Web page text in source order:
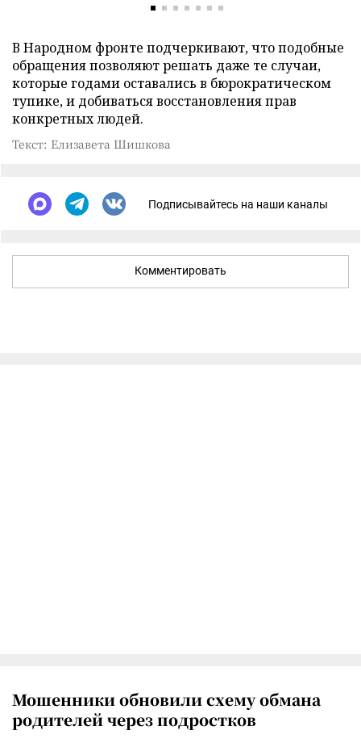
В Народном фронте подчеркивают, что подобные
обращения позволяют решать даже те случаи,
которые годами оставались в бюрократическом
тупике, и добиваться восстановления прав
конкретных людей.
Текст: Елизавета Шишкова
Подписывайтесь на наши каналы
Комментировать
Мошенники обновили схему обмана
родителей через подростков